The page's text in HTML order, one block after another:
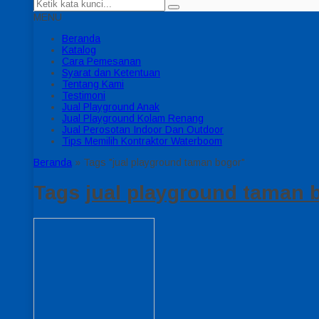
MENU
Beranda
Katalog
Cara Pemesanan
Syarat dan Ketentuan
Tentang Kami
Testimoni
Jual Playground Anak
Jual Playground Kolam Renang
Jual Perosotan Indoor Dan Outdoor
Tips Memilih Kontraktor Waterboom
Beranda » Tags "jual playground taman bogor"
Tags jual playground taman